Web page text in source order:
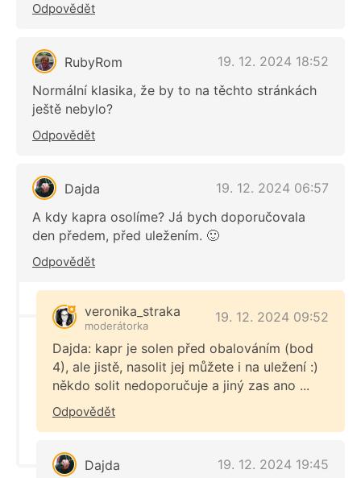
Odpovědět
RubyRom
19. 12. 2024 18:52
Normální klasika, že by to na těchto stránkách
ještě nebylo?
Odpovědět
Dajda
19. 12. 2024 06:57
A kdy kapra osolíme? Já bych doporučovala
den předem, před uležením. 🙂
Odpovědět
veronika_straka
moderátorka
19. 12. 2024 09:52
Dajda: kapr je solen před obalováním (bod
4), ale jistě, nasolit jej můžete i na uležení :)
někdo solit nedoporučuje a jiný zas ano ...
Odpovědět
Dajda
19. 12. 2024 19:45